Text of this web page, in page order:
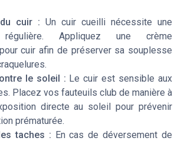
cuir : Un cuir cueilli nécessite une
régulière. Appliquez une crème
cuir afin de préserver sa souplesse
le soleil : Le cuir est sensible aux
Placez vos fauteuils club de manière à
directe au soleil pour prévenir
prématurée.
taches : En cas de déversement de